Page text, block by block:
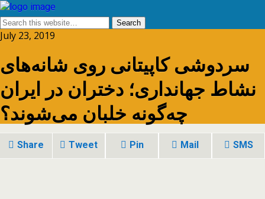
July 23, 2019
سردوشی کاپیتانی روی شانه‌های
نشاط جهانداری؛ دختران در ایران
چه‌گونه خلبان می‌شوند؟
Share Tweet Pin Mail SMS